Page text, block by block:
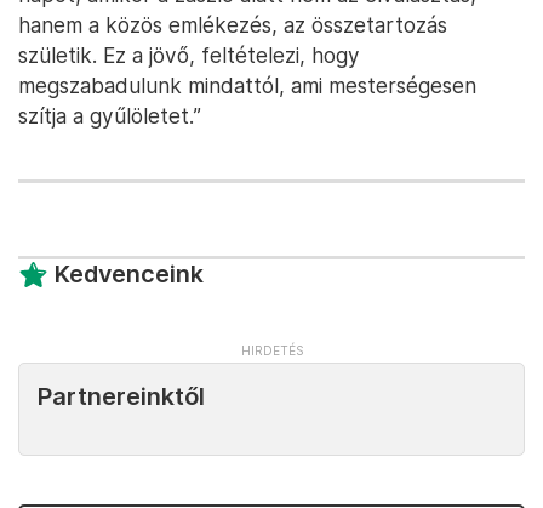
hanem a közös emlékezés, az összetartozás
születik. Ez a jövő, feltételezi, hogy
megszabadulunk mindattól, ami mesterségesen
szítja a gyűlöletet.”
Kedvenceink
Partnereinktől